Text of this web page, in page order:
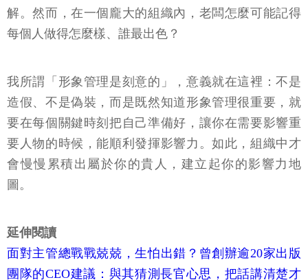
解。然而，在一個龐大的組織內，老闆怎麼可能記得
每個人做得怎麼樣、誰最出色？
我所謂「形象管理是刻意的」，意義就在這裡：不是
造假、不是偽裝，而是既然知道形象管理很重要，就
要在每個關鍵時刻把自己準備好，讓你在需要影響重
要人物的時候，能順利發揮影響力。如此，組織中才
會慢慢累積出屬於你的貴人，建立起你的影響力地
圖。
延伸閱讀
面對主管總戰戰兢兢，生怕出錯？曾創辦逾20家出版
團隊的CEO建議：與其猜測長官心思，把話講清楚才